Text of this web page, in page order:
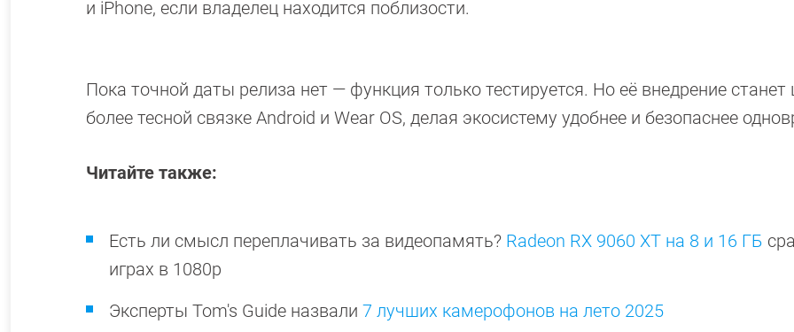
и iPhone, если владелец находится поблизости.
Пока точной даты релиза нет — функция только тестируется. Но её внедрение
более тесной связке Android и Wear OS, делая экосистему удобнее и безопаснее
Читайте также:
Есть ли смысл переплачивать за видеопамять? Radeon RX 9060 XT на 8 и 16 ГБ
играх в 1080p
Эксперты Tom's Guide назвали 7 лучших камерофонов на лето 2025